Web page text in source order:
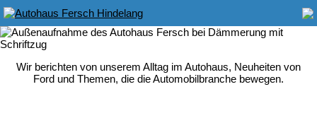
Wir berichten von unserem Alltag im Autohaus, Neuheiten von
Ford und Themen, die die Automobilbranche bewegen.